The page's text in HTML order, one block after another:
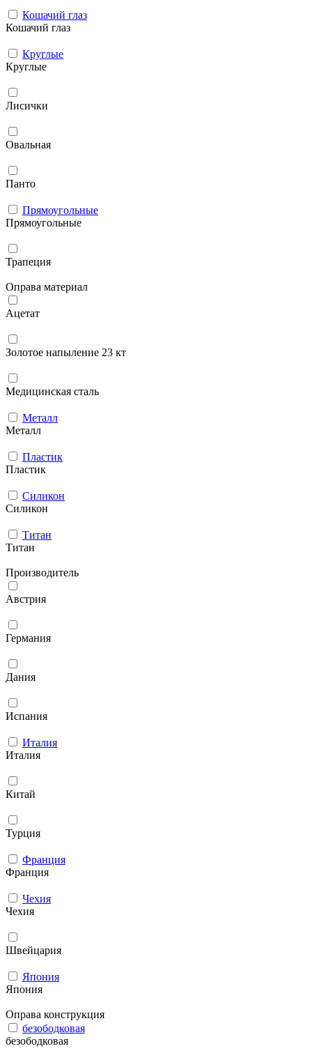
Кошачий глаз
Кошачий глаз
Круглые
Круглые
Лисички
Овальная
Панто
Прямоугольные
Прямоугольные
Трапеция
Оправа материал
Ацетат
Золотое напыление 23 кт
Медицинская сталь
Металл
Металл
Пластик
Пластик
Силикон
Силикон
Титан
Титан
Производитель
Австрия
Германия
Дания
Испания
Италия
Италия
Китай
Турция
Франция
Франция
Чехия
Чехия
Швейцария
Япония
Япония
Оправа конструкция
безободковая
безободковая